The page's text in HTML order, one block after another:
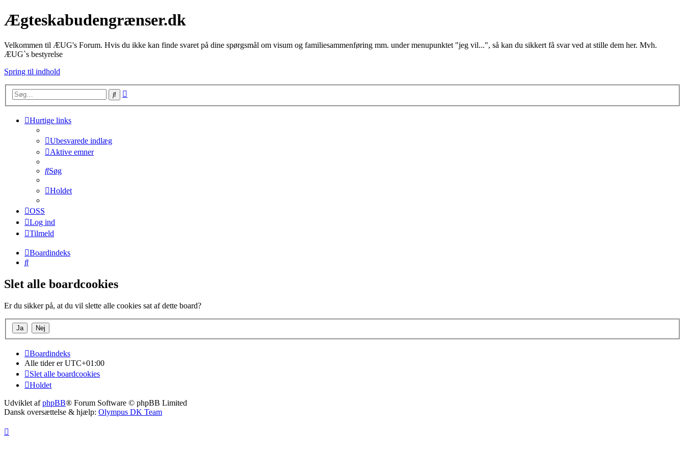
Ægteskabudengrænser.dk
Velkommen til ÆUG's Forum. Hvis du ikke kan finde svaret på dine spørgsmål om visum og familiesammenføring mm. under menupunktet "jeg vil...", så kan du sikkert få svar ved at stille dem her. Mvh.
ÆUG`s bestyrelse
Spring til indhold
Søg
Hurtige links
Ubesvarede indlæg
Aktive emner
Søg
Holdet
OSS
Log ind
Tilmeld
Boardindeks
Søg
Slet alle boardcookies
Er du sikker på, at du vil slette alle cookies sat af dette board?
Boardindeks
Alle tider erUTC+01:00
Slet alle boardcookies
Holdet
Udviklet afphpBB® Forum Software © phpBB Limited
Dansk oversættelse & hjælp: Olympus DK Team